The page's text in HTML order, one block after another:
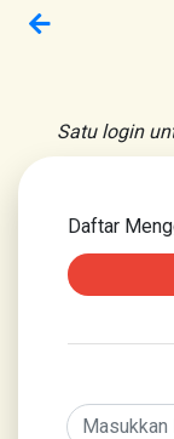
Satu login
Daftar